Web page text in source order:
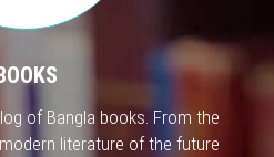
of Bangla books. From the
literature of the future